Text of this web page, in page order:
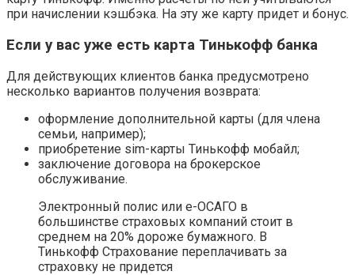
при начислении кэшбэка. На эту же карту придет и бонус.
Если у вас уже есть карта Тинькофф банка
Для действующих клиентов банка предусмотрено
несколько вариантов получения возврата:
оформление дополнительной карты (для члена
семьи, например);
приобретение sim-карты Тинькофф мобайл;
заключение договора на брокерское
обслуживание.
Электронный полис или е-ОСАГО в
большинстве страховых компаний стоит в
среднем на 20% дороже бумажного. В
Тинькофф Страхование переплачивать за
страховку не придется